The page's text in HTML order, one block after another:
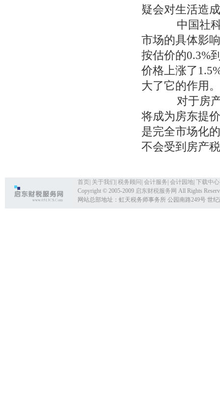
疑会对生活造
中国社科
市场的具体影
按估价的0.3%
价格上涨了
大了它的作用。
对于房产
将成为房东提
是完全市场化
不会受到房产
首页 关于我们 税务顾问 会计服务 会计园地 下载中心
Copyright © 2005-2009 启东财税服务网 All Rights
网站总部地址：虹天税务师事务所 公园南路249号 世